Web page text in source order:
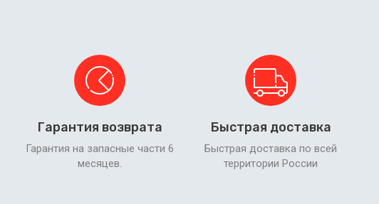
Гарантия возврата
Гарантия на запасные части 6
месяцев.
Быстрая доставка
Быстрая доставка по всей
территории России